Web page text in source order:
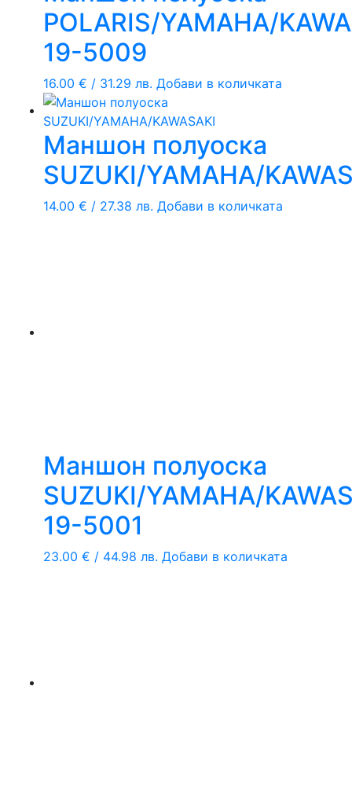
POLARIS/YAMAHA/
19-5009
16.00 € / 31.29 лв. Добави в количката
Mаншон полуоска
SUZUKI/YAMAHA/
14.00 € / 27.38 лв. Добави в количката
Mаншон полуоска
SUZUKI/YAMAHA/
19-5001
23.00 € / 44.98 лв. Добави в количката